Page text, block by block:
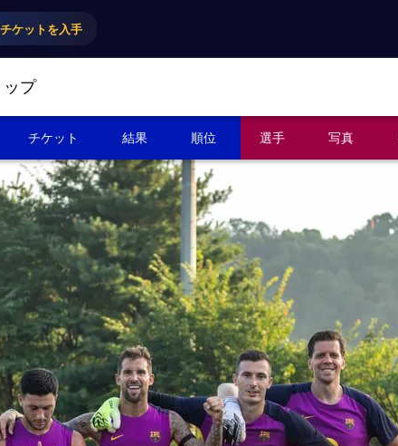
チケットを入手
ップ
チケット 結果 順位 選手 写真